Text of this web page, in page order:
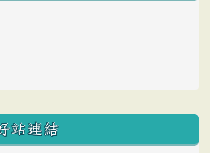
站連結